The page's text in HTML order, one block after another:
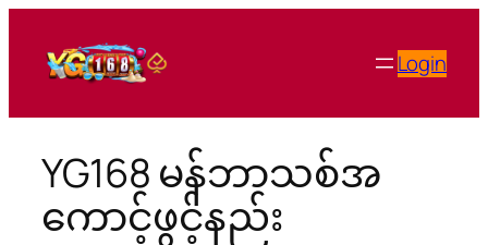
content
Login
YG168 မန်ဘာသစ်အ
ကောင့်ဖွင့်နည်း